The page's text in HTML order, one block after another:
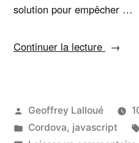
solution pour empêcher …
Continuer la lecture
«
l’écran
Publié
par
Geoffrey Lalloué
Publié
Cordova, javascript